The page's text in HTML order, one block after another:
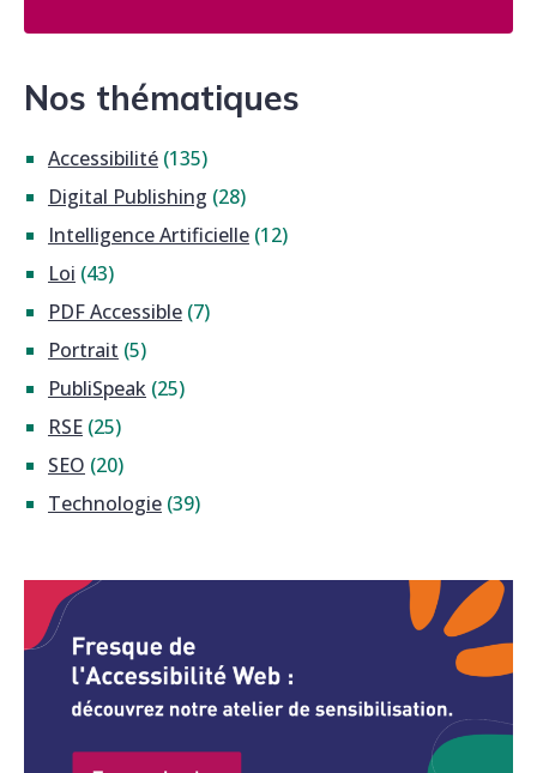
Nos thématiques
Accessibilité (135)
Digital Publishing (28)
Intelligence Artificielle (12)
Loi (43)
PDF Accessible (7)
Portrait (5)
PubliSpeak (25)
RSE (25)
SEO (20)
Technologie (39)